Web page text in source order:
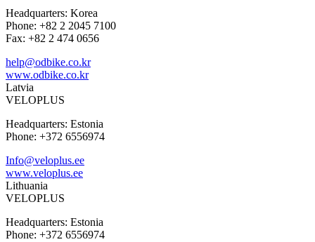
Headquarters: Korea
Phone: +82 2 2045 7100
Fax: +82 2 474 0656
help@odbike.co.kr
www.odbike.co.kr
Latvia
VELOPLUS
Headquarters: Estonia
Phone: +372 6556974
Info@veloplus.ee
www.veloplus.ee
Lithuania
VELOPLUS
Headquarters: Estonia
Phone: +372 6556974